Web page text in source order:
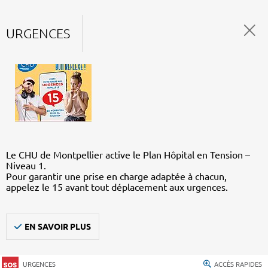
URGENCES
Le CHU de Montpellier active le Plan Hôpital en Tension –
Niveau 1.
Pour garantir une prise en charge adaptée à chacun,
appelez le 15 avant tout déplacement aux urgences.
EN SAVOIR PLUS
URGENCES ACCÈS RAPIDES